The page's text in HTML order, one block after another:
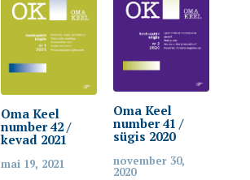
Oma Keel
number 42 /
kevad 2021
mai 19, 2021
Oma Keel
number 41 /
sügis 2020
november 30,
2020